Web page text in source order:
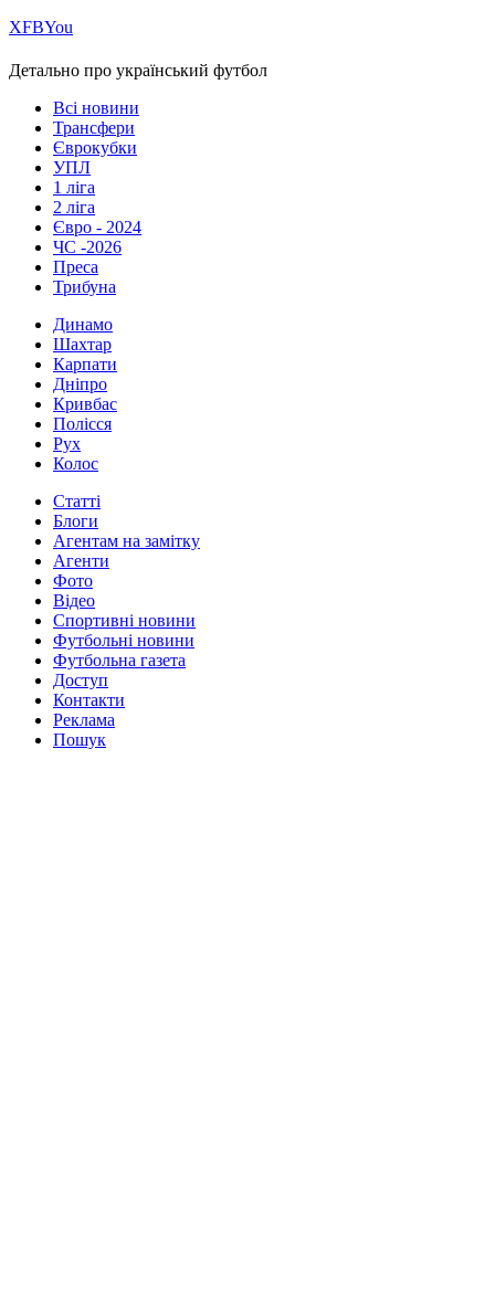
ХFBYou
Детально про український футбол
Всі новини
Трансфери
Єврокубки
УПЛ
1 ліга
2 ліга
Євро - 2024
ЧС -2026
Преса
Трибуна
Динамо
Шахтар
Карпати
Дніпро
Кривбас
Полісся
Рух
Колос
Статті
Блоги
Агентам на замітку
Агенти
Фото
Відео
Спортивні новини
Футбольні новини
Футбольна газета
Доступ
Контакти
Реклама
Пошук